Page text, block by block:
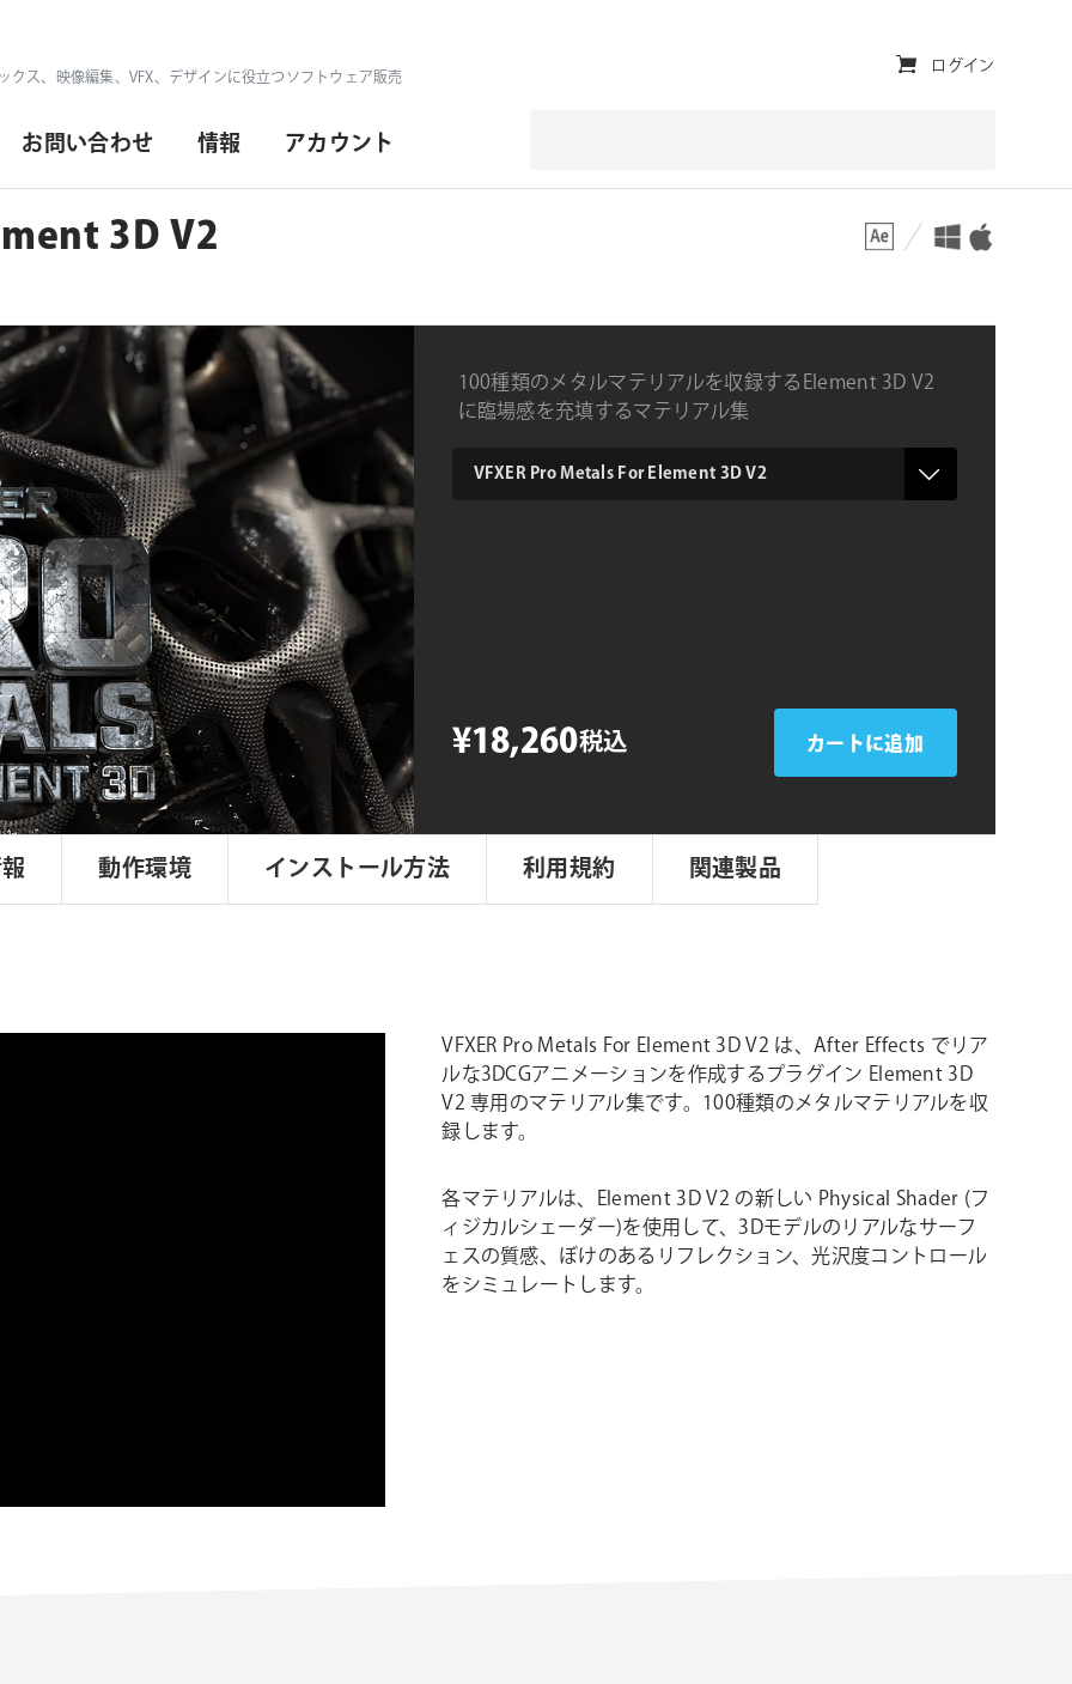
クス、映像編集、VFX、デザインに役立つソフトウェア販売
お問い合わせ 情報 アカウント
ユ
ィ
リ
ィ・
ナ
ゲ
ー
ログイン
3D V2 対応プラットフォーム 対応OS
100種類のメタルマテリアルを収録するElement 3D V2
に臨場感を充填するマテリアル集
product
個
¥18,260税込 カートに追加
動作環境 インストール方法 利用規約 関連製品
VFXER Pro Metals For Element 3D V2 は、After Effects でリア
ルな3DCGアニメーションを作成するプラグイン Element 3D
V2 専用のマテリアル集です。100種類のメタルマテリアルを収
録します。
各マテリアルは、Element 3D V2 の新しい Physical Shader (フ
ィジカルシェーダー)を使用して、3Dモデルのリアルなサーフ
ェスの質感、ぼけのあるリフレクション、光沢度コントロール
をシミュレートします。